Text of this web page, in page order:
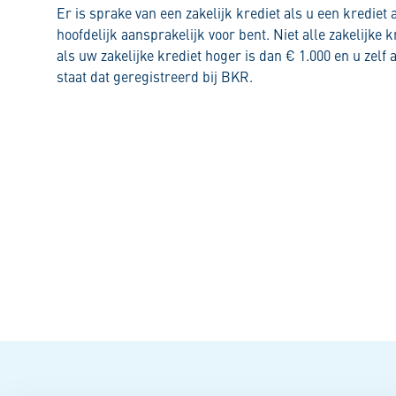
Er is sprake van een zakelijk krediet als u een
hoofdelijk aansprakelijk voor bent. Niet alle zakelijke
als uw zakelijke krediet hoger is dan € 1.000 en u zelf
staat dat geregistreerd bij BKR.